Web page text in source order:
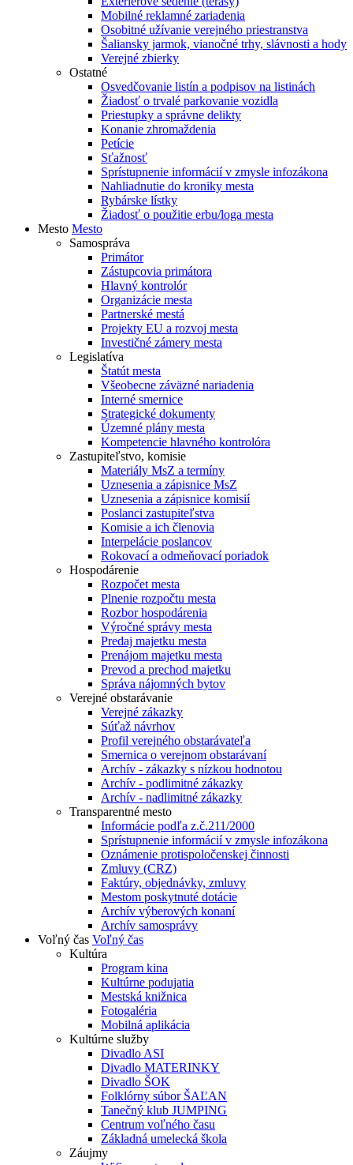
Mobilné reklamné zariadenia
Osobitné užívanie verejného priestranstva
Šaliansky jarmok, vianočné trhy, slávnosti a hody
Verejné zbierky
Ostatné
Osvedčovanie listín a podpisov na listinách
Žiadosť o trvalé parkovanie vozidla
Priestupky a správne delikty
Konanie zhromaždenia
Petície
Sťažnosť
Sprístupnenie informácií v zmysle infozákona
Nahliadnutie do kroniky mesta
Rybárske lístky
Žiadosť o použitie erbu/loga mesta
Mesto Mesto
Samospráva
Primátor
Zástupcovia primátora
Hlavný kontrolór
Organizácie mesta
Partnerské mestá
Projekty EU a rozvoj mesta
Investičné zámery mesta
Legislatíva
Štatút mesta
Všeobecne záväzné nariadenia
Interné smernice
Strategické dokumenty
Územné plány mesta
Kompetencie hlavného kontrolóra
Zastupiteľstvo, komisie
Materiály MsZ a termíny
Uznesenia a zápisnice MsZ
Uznesenia a zápisnice komisií
Poslanci zastupiteľstva
Komisie a ich členovia
Interpelácie poslancov
Rokovací a odmeňovací poriadok
Hospodárenie
Rozpočet mesta
Plnenie rozpočtu mesta
Rozbor hospodárenia
Výročné správy mesta
Predaj majetku mesta
Prenájom majetku mesta
Prevod a prechod majetku
Správa nájomných bytov
Verejné obstarávanie
Verejné zákazky
Súťaž návrhov
Profil verejného obstarávateľa
Smernica o verejnom obstarávaní
Archív - zákazky s nízkou hodnotou
Archív - podlimitné zákazky
Archív - nadlimitné zákazky
Transparentné mesto
Informácie podľa z.č.211/2000
Sprístupnenie informácií v zmysle infozákona
Oznámenie protispoločenskej činnosti
Zmluvy (CRZ)
Faktúry, objednávky, zmluvy
Mestom poskytnuté dotácie
Archív výberových konaní
Archív samosprávy
Voľný čas Voľný čas
Kultúra
Program kina
Kultúrne podujatia
Mestská knižnica
Fotogaléria
Mobilná aplikácia
Kultúrne služby
Divadlo ASI
Divadlo MATERINKY
Divadlo ŠOK
Folklórny súbor ŠAĽAN
Tanečný klub JUMPING
Centrum voľného času
Základná umelecká škola
Záujmy